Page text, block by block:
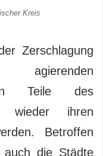
Kreis
Zerschlagung
Teile des
wieder ihren
Betroffen
die Städte